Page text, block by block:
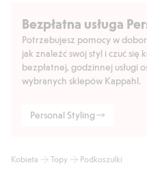
Bezpłatna usługa
Potrzebujesz pomocy w
jak znaleźć swój styl i czuć
bezpłatnej, godzinnej usługi
wybranych sklepów Kappahl.
Personal Styling
Kobieta Topy Podkoszulki